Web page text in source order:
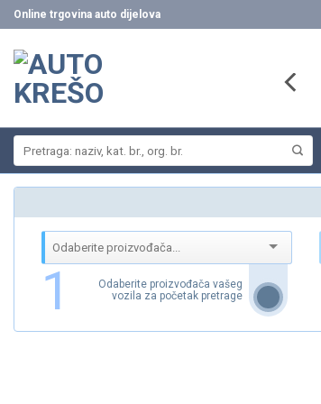
Skip
to
content
Online trgovina auto dijelova
1
Odaberite proizvođača vašeg
vozila za početak pretrage